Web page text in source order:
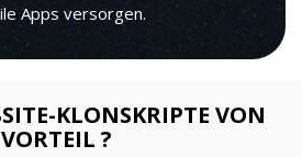
Apps versorgen.
KLONSKRIPTE VON
VORTEIL ?